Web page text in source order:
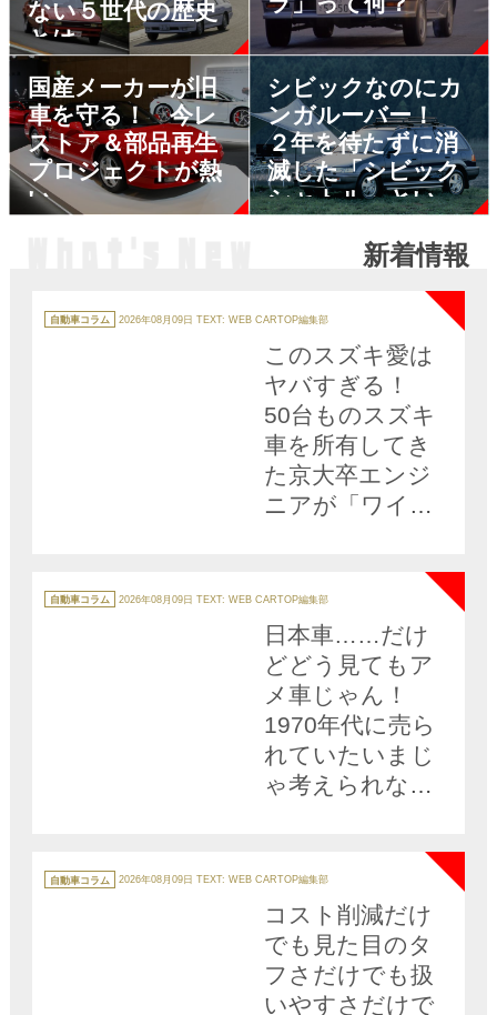
ない５世代の歴史
とは
国産メーカーが旧
車を守る！ 今レ
ストア＆部品再生
プロジェクトが熱
い
シビックなのにカ
ンガルーバー！
２年を待たずに消
滅した「シビック
シャトル」という
新着情報
テ
ゴ
自動車コラム 2026年08月09日 TEXT: WEB CARTOP編集部
NEW
このスズキ愛は
ヤバすぎる！
50台ものスズキ
車を所有してき
た京大卒エンジ
ニアが「ワイド
テ
ゴ
自動車コラム 2026年08月09日 TEXT: WEB CARTOP編集部
日本車……だけ
どどう見てもア
メ車じゃん！
1970年代に売ら
れていたいまじ
ゃ考えられない
カ
テ
ゴ
自動車コラム 2026年08月09日 TEXT: WEB CARTOP編集部
コスト削減だけ
でも見た目のタ
フさだけでも扱
いやすさだけで